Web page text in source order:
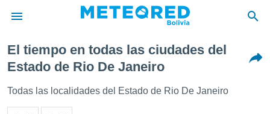
de
ha
por
El tiempo en todas las ciudades del
Estado de Rio De Janeiro
Todas las localidades del Estado de Rio De Janeiro